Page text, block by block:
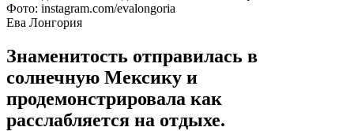
Фото: instagram.com/evalongoria
Ева Лонгория
Знаменитость отправилась в
солнечную Мексику и
продемонстрировала как
расслабляется на отдыхе.